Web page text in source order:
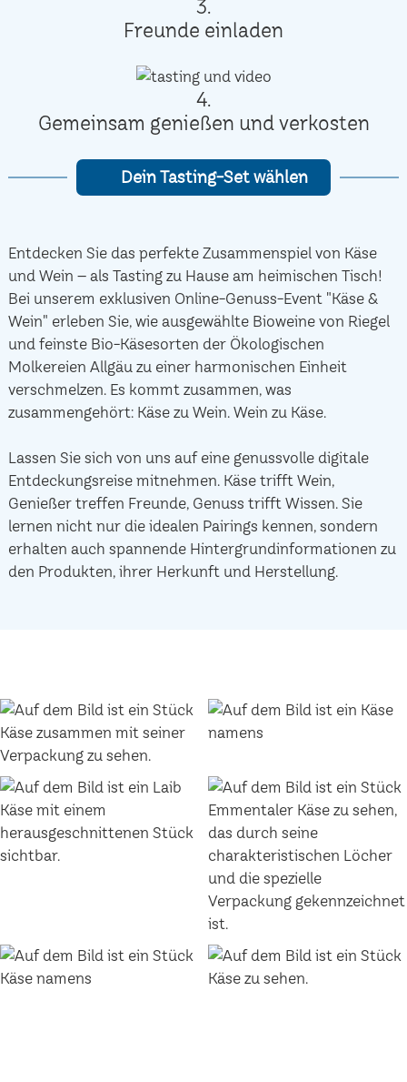
3.
Freunde einladen
4.
Gemeinsam genießen und verkosten
Dein Tasting-Set wählen
Entdecken Sie das perfekte Zusammenspiel von Käse
und Wein – als Tasting zu Hause am heimischen Tisch!
Bei unserem exklusiven Online-Genuss-Event "Käse &
Wein" erleben Sie, wie ausgewählte Bioweine von Riegel
und feinste Bio-Käsesorten der Ökologischen
Molkereien Allgäu zu einer harmonischen Einheit
verschmelzen. Es kommt zusammen, was
zusammengehört: Käse zu Wein. Wein zu Käse.
Lassen Sie sich von uns auf eine genussvolle digitale
Entdeckungsreise mitnehmen. Käse trifft Wein,
Genießer treffen Freunde, Genuss trifft Wissen. Sie
lernen nicht nur die idealen Pairings kennen, sondern
erhalten auch spannende Hintergrundinformationen zu
den Produkten, ihrer Herkunft und Herstellung.